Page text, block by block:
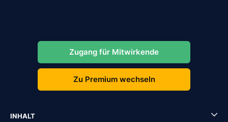
Zugang für Mitwirkende
Zu Premium wechseln
INHALT